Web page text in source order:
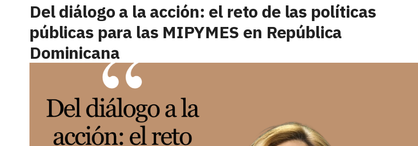
Del diálogo a la acción: el reto de las políticas
públicas para las MIPYMES en República
Dominicana